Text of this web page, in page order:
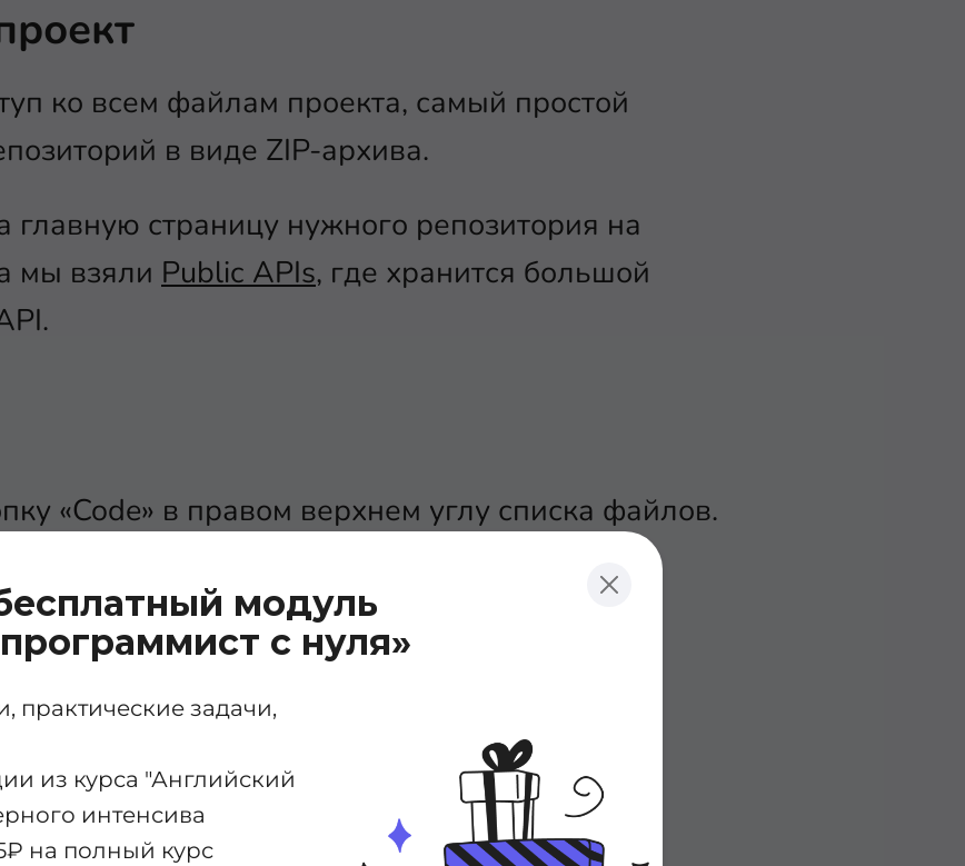
модуль
с нуля»
практические задачи,
из курса "Английский
интенсива
на полный курс
ко всем файлам проекта, самый простой
в виде ZIP-архива.
страницу нужного репозитория на
мы взяли Public APIs, где хранится большой
«Code» в правом верхнем углу списка файлов.
меню выберите «Download ZIP».